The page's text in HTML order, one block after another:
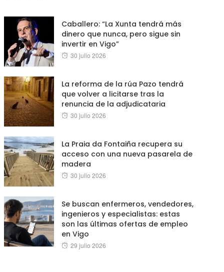
Caballero: “La Xunta tendrá más
dinero que nunca, pero sigue sin
invertir en Vigo”
Posted
30 julio 2026
La reforma de la rúa Pazo tendrá
que volver a licitarse tras la
renuncia de la adjudicataria
Posted
30 julio 2026
La Praia da Fontaiña recupera su
acceso con una nueva pasarela de
madera
Posted
30 julio 2026
Se buscan enfermeros, vendedores,
ingenieros y especialistas: estas
son las últimas ofertas de empleo
en Vigo
Posted
29 julio 2026